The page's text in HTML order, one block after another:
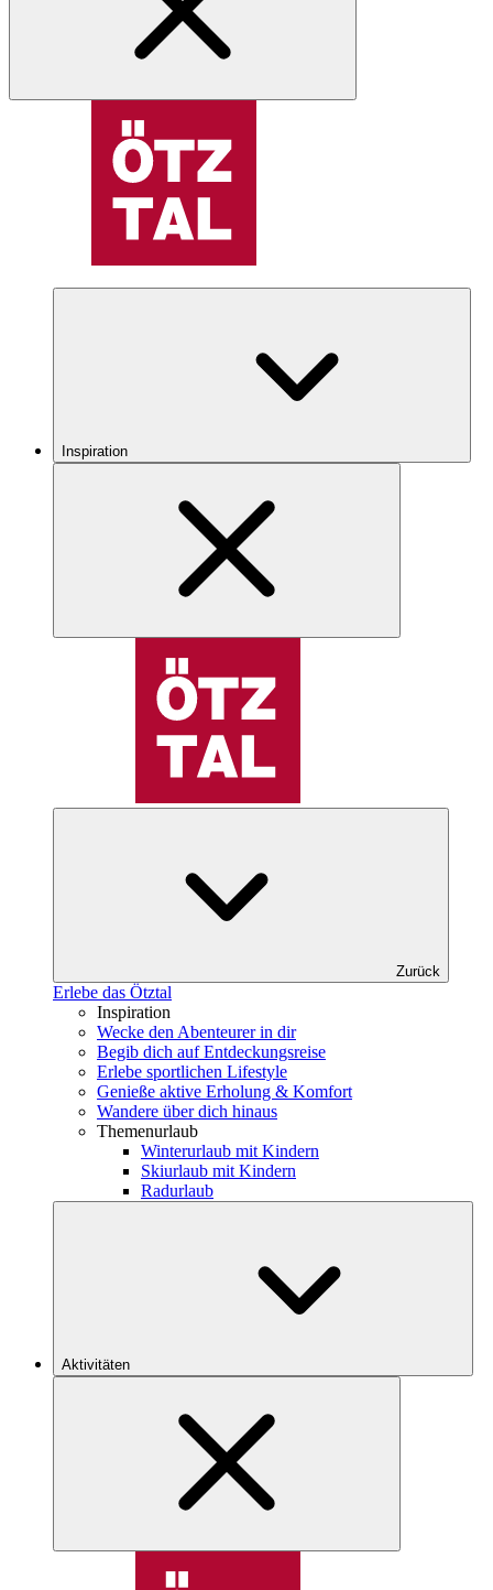
Inspiration
Zurück
Erlebe das Ötztal
Inspiration
Wecke den Abenteurer in dir
Begib dich auf Entdeckungsreise
Erlebe sportlichen Lifestyle
Genieße aktive Erholung & Komfort
Wandere über dich hinaus
Themenurlaub
Winterurlaub mit Kindern
Skiurlaub mit Kindern
Radurlaub
Aktivitäten